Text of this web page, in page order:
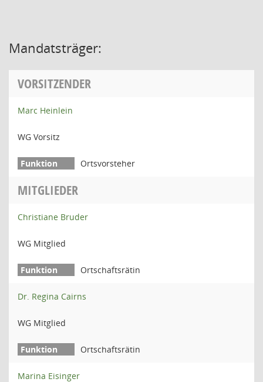
Mandatsträger:
VORSITZENDER
Marc Heinlein
WG Vorsitz
Ortsvorsteher
MITGLIEDER
Christiane Bruder
WG Mitglied
Ortschaftsrätin
Dr. Regina Cairns
WG Mitglied
Ortschaftsrätin
Marina Eisinger